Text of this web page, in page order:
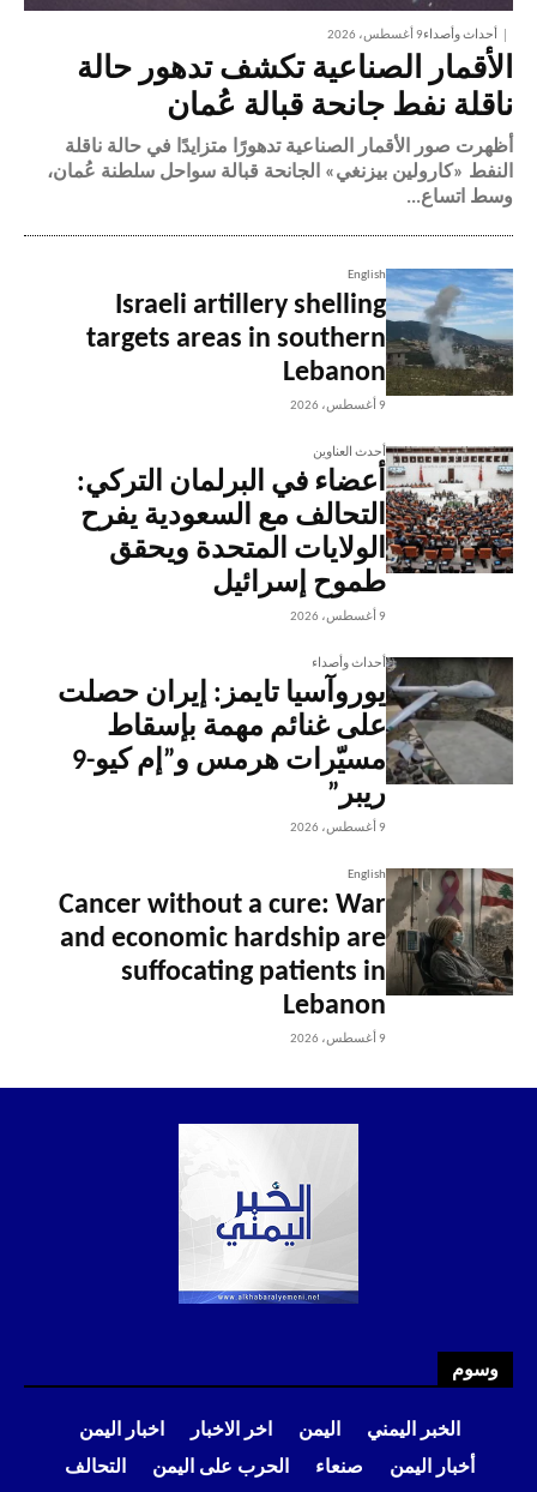
أحداث وأصداء9 أغسطس، 2026
الأقمار الصناعية تكشف تدهور حالة
ناقلة نفط جانحة قبالة عُمان
أظهرت صور الأقمار الصناعية تدهورًا متزايدًا في حالة ناقلة
النفط «كارولين بيزنغي» الجانحة قبالة سواحل سلطنة عُمان،
وسط اتساع...
English
Israeli artillery shelling
targets areas in southern
Lebanon
9 أغسطس، 2026
أحدث العناوين
أعضاء في البرلمان التركي:
التحالف مع السعودية يفرح
الولايات المتحدة ويحقق
طموح إسرائيل
9 أغسطس، 2026
أحداث وأصداء
يوروآسيا تايمز: إيران حصلت
على غنائم مهمة بإسقاط
مسيّرات هرمس و”إم كيو-9
ريبر”
9 أغسطس، 2026
English
Cancer without a cure: War
and economic hardship are
suffocating patients in
Lebanon
9 أغسطس، 2026
وسوم
الخبر اليمني اليمن اخر الاخبار
اخبار اليمن
أخبار اليمن
صنعاء الحرب على اليمن التحالف